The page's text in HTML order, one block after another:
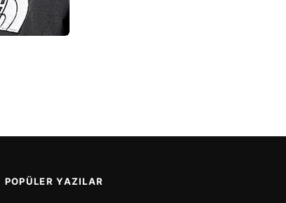
POPÜLER YAZILAR